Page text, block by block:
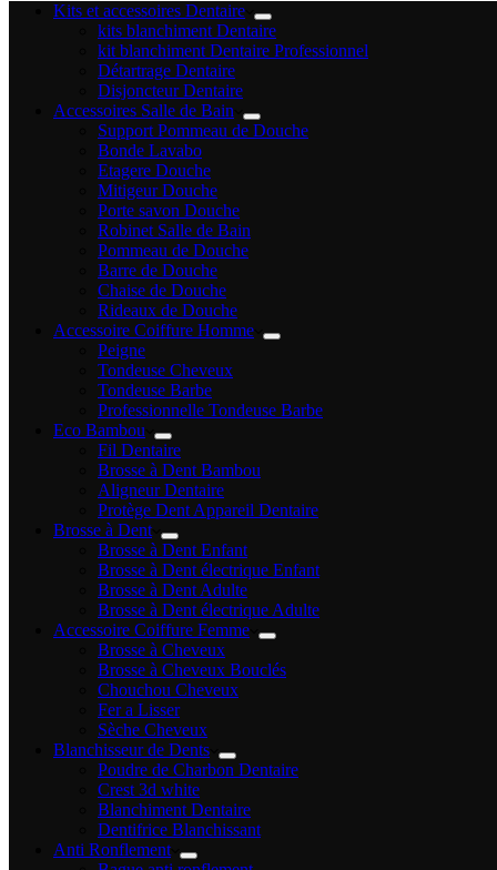
Kits et accessoires Dentaire
kits blanchiment Dentaire
kit blanchiment Dentaire Professionnel
Détartrage Dentaire
Disjoncteur Dentaire
Accessoires Salle de Bain
Support Pommeau de Douche
Bonde Lavabo
Etagere Douche
Mitigeur Douche
Porte savon Douche
Robinet Salle de Bain
Pommeau de Douche
Barre de Douche
Chaise de Douche
Rideaux de Douche
Accessoire Coiffure Homme
Peigne
Tondeuse Cheveux
Tondeuse Barbe
Professionnelle Tondeuse Barbe
Eco Bambou
Fil Dentaire
Brosse à Dent Bambou
Aligneur Dentaire
Protège Dent Appareil Dentaire
Brosse à Dent
Brosse à Dent Enfant
Brosse à Dent électrique Enfant
Brosse à Dent Adulte
Brosse à Dent électrique Adulte
Accessoire Coiffure Femme
Brosse à Cheveux
Brosse à Cheveux Bouclés
Chouchou Cheveux
Fer a Lisser
Sèche Cheveux
Blanchisseur de Dents
Poudre de Charbon Dentaire
Crest 3d white
Blanchiment Dentaire
Dentifrice Blanchissant
Anti Ronflement